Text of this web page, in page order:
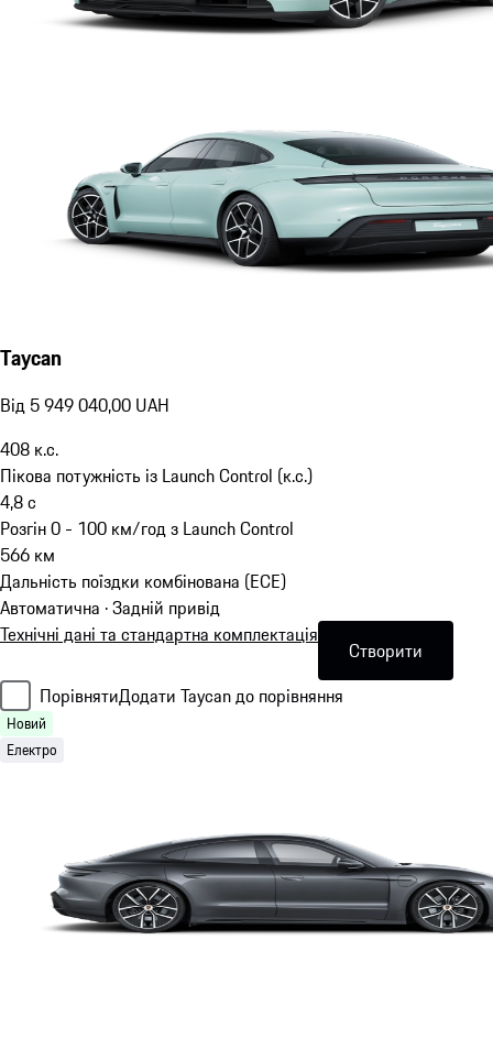
Taycan
Від 5 949 040,00 UAH
408 к.с.
Пікова потужність із Launch Control (к.с.)
4,8с
Розгін 0 - 100 км/год з Launch Control
566 км
Дальність поїздки комбінована (ECE)
Автоматична · Задній привід
Технічні дані та стандартна комплектація
Створити
ПорівнятиДодати Taycan до порівняння
Новий
Електро